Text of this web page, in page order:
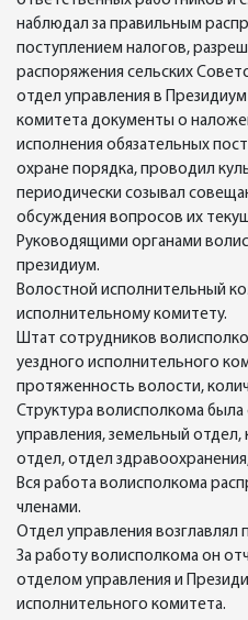
наблюдал за правильным
поступлением налогов,
распоряжения сельских
отдел управления в
комитета документы о
исполнения обязательных
охране порядка, проводил
периодически созывал
обсуждения вопросов их
Руководящими органами
президиум.
Волостной исполнительный
исполнительному комитету.
Штат сотрудников
уездного исполнительного
протяженность волости,
Структура волисполкома
управления, земельный
отдел, отдел
Вся работа волисполкома
членами.
Отдел управления
За работу волисполкома он
отделом управления и
исполнительного комитета.